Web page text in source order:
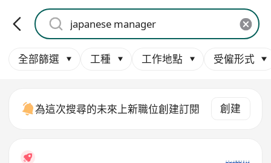
全部篩選 工種 工作地點 受僱形式
為這次搜尋的未來上新職位創建訂閱 創建